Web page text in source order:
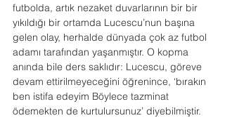
futbolda, artık nezaket duvarlarının bir bir
yıkıldığı bir ortamda Lucescu’nun başına
gelen olay, herhalde dünyada çok az futbol
adamı tarafından yaşanmıştır. O kopma
anında bile ders saklıdır: Lucescu, göreve
devam ettirilmeyeceğini öğrenince, ‘bırakın
ben istifa edeyim Böylece tazminat
ödemekten de kurtulursunuz’ diyebilmiştir.